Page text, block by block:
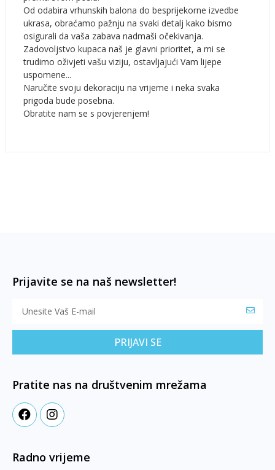
Od odabira vrhunskih balona do besprijekorne izvedbe
ukrasa, obraćamo pažnju na svaki detalj kako bismo
osigurali da vaša zabava nadmaši očekivanja.
Zadovoljstvo kupaca naš je glavni prioritet, a mi se
trudimo oživjeti vašu viziju, ostavljajući Vam lijepe
uspomene...
Naručite svoju dekoraciju na vrijeme i neka svaka
prigoda bude posebna.
Obratite nam se s povjerenjem!
Prijavite se na naš newsletter!
PRIJAVI SE
Pratite nas na društvenim mrežama
Radno vrijeme